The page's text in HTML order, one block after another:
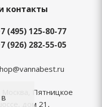
контакты
(495) 125-80-77
(926) 282-55-05
г. Москва, Пятницкое
дом 21,